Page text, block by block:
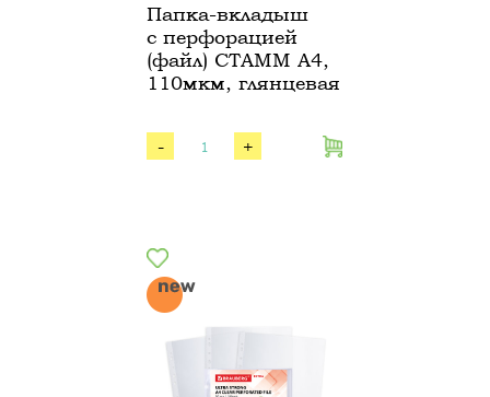
Папка-вкладыш
с перфорацией
(файл) СТАММ А4,
110мкм, глянцевая
- +